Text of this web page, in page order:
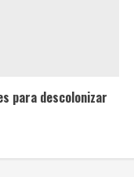
para descolonizar